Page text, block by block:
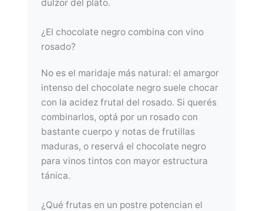
dulzor del plato.
¿El chocolate negro combina con vino
rosado?
No es el maridaje más natural: el amargor
intenso del chocolate negro suele chocar
con la acidez frutal del rosado. Si querés
combinarlos, optá por un rosado con
bastante cuerpo y notas de frutillas
maduras, o reservá el chocolate negro
para vinos tintos con mayor estructura
tánica.
¿Qué frutas en un postre potencian el